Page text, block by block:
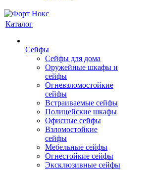
Каталог
Сейфы
Сейфы для дома
Оружейные шкафы и
сейфы
Огневзломостойкие
сейфы
Встраиваемые сейфы
Полицейские шкафы
Офисные сейфы
Взломостойкие
сейфы
Мебельные сейфы
Огнестойкие сейфы
Эксклюзивные сейфы